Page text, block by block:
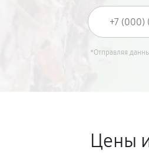
*Отправляя
Цены